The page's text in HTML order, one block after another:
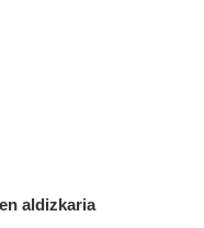
aldizkaria